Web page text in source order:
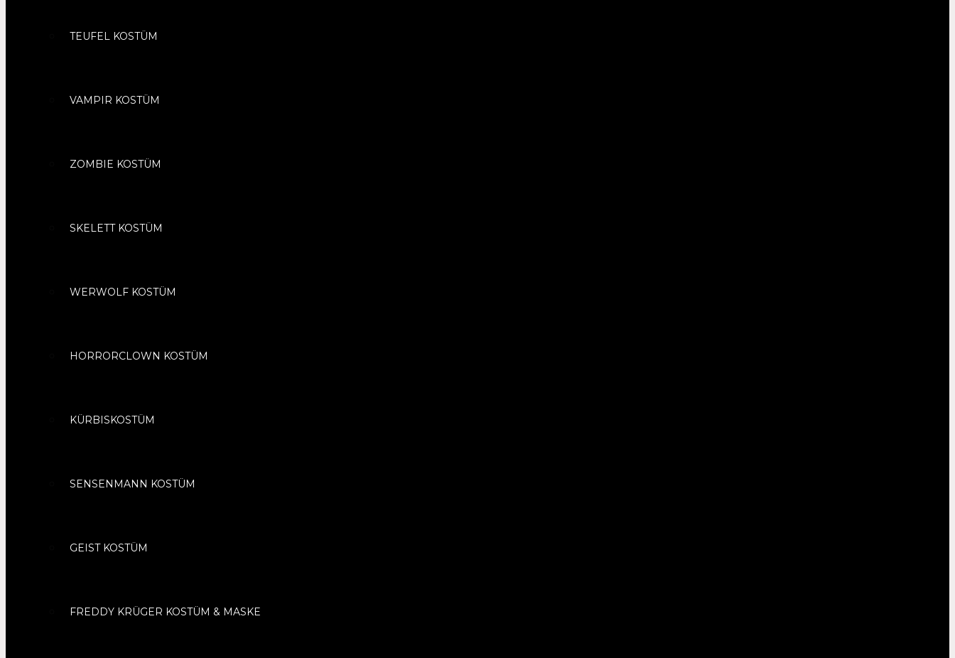
TEUFEL KOSTÜM
VAMPIR KOSTÜM
ZOMBIE KOSTÜM
SKELETT KOSTÜM
WERWOLF KOSTÜM
HORRORCLOWN KOSTÜM
KÜRBISKOSTÜM
SENSENMANN KOSTÜM
GEIST KOSTÜM
FREDDY KRÜGER KOSTÜM & MASKE